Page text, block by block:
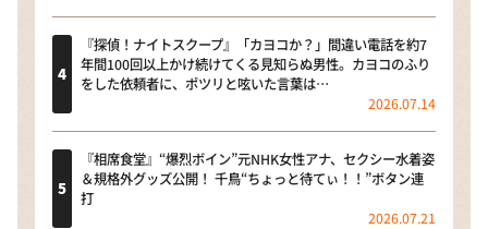
『探偵！ナイトスクープ』「カヨコか？」間違い電話を約7
年間100回以上かけ続けてくる見知らぬ男性。カヨコのふり
をした依頼者に、ポツリと呟いた言葉は…
2026.07.14
『相席食堂』“爆烈ボイン”元NHK女性アナ、セクシー水着姿
＆規格外グッズ公開！ 千鳥“ちょっと待てぃ！！”ボタン連
打
2026.07.21